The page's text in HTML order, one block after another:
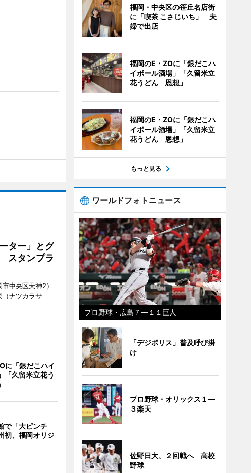
ター」とグ
スタンプラ
中央区天神2）
（ナツカラサ
に「銀だこハイ
「久留米立花う
で「大ピンチ
初、福岡オリジ
福岡・中央区の笹丘名店街
に「喫茶 こさじいち」 夫
婦で出店
福岡のE・ZOに「銀だこハ
イボール酒場」「久留米立
花うどん 恩想」
福岡のE・ZOに「銀だこハ
イボール酒場」「久留米立
花うどん 恩想」
もっと見る
ワールドフォトニュース
プロ野球・広島７―１１巨人
「デジポリス」普及呼び掛
け
プロ野球・オリックス１―
３楽天
佐野日大、２回戦へ 高校
野球